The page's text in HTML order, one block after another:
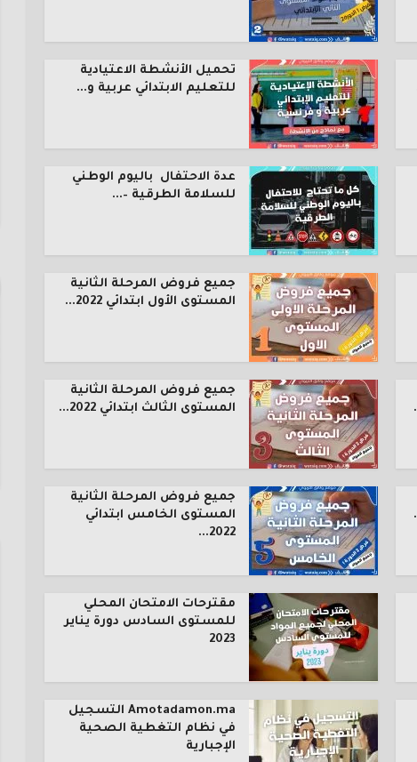
تحميل الأنشطة الاعتيادية
للتعليم الابتدائي عربية و...
عدة الاحتفال باليوم الوطني
للسلامة الطرقية –...
جميع فروض المرحلة الثانية
المستوى الأول ابتدائي 2022...
جميع فروض المرحلة الثانية
المستوى الثالث ابتدائي 2022...
جميع فروض المرحلة الثانية
المستوى الخامس ابتدائي
2022...
مقترحات الامتحان المحلي
للمستوى السادس دورة يناير
2023
Amotadamon.ma التسجيل
في نظام التغطية الصحية
الإجبارية